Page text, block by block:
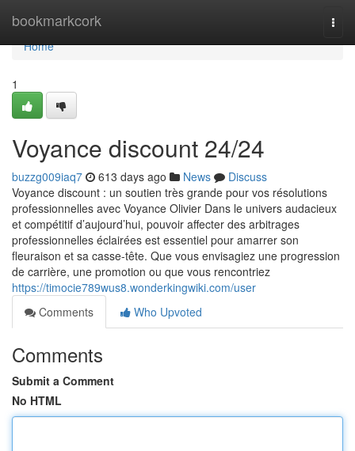
bookmarkcork
Home
Home
1
Voyance discount 24/24
buzzg009iaq7 613 days ago News
Discuss
Voyance discount : un soutien très grande pour vos résolutions
professionnelles avec Voyance Olivier Dans le univers audacieux
et compétitif d’aujourd’hui, pouvoir affecter des arbitrages
professionnelles éclairées est essentiel pour amarrer son
fleuraison et sa casse-tête. Que vous envisagiez une progression
de carrière, une promotion ou que vous rencontriez
https://timocie789wus8.wonderkingwiki.com/user
Comments
Who Upvoted
Comments
Submit a Comment
No HTML